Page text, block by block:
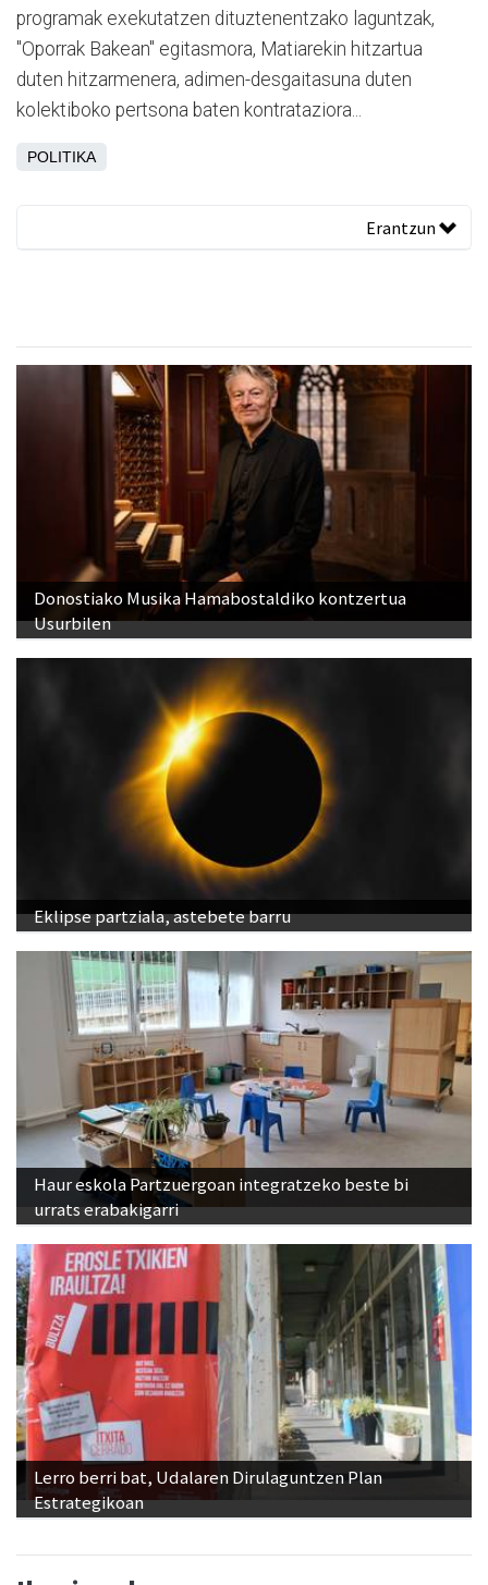
programak exekutatzen dituztenentzako laguntzak,
"Oporrak Bakean" egitasmora, Matiarekin hitzartua
duten hitzarmenera, adimen-desgaitasuna duten
kolektiboko pertsona baten kontrataziora...
POLITIKA
Erantzun
Donostiako Musika Hamabostaldiko kontzertua
Usurbilen
Eklipse partziala, astebete barru
Haur eskola Partzuergoan integratzeko beste bi
urrats erabakigarri
Lerro berri bat, Udalaren Dirulaguntzen Plan
Estrategikoan